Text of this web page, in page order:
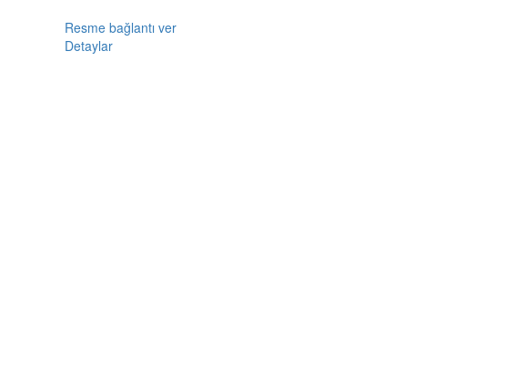
Resme bağlantı ver
Detaylar